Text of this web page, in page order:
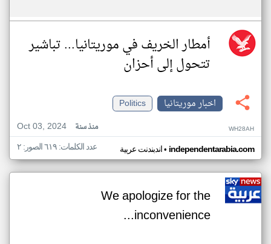
أمطار الخريف في موريتانيا... تباشير
تتحول إلى أحزان
اخبار موريتانيا
Politics
Oct 03, 2024
منذ سنة WH28AH
اندبندنت عربية• independentarabia.com عدد الكلمات: ٦١٩ الصور: ٢
We apologize for the
inconvenience...